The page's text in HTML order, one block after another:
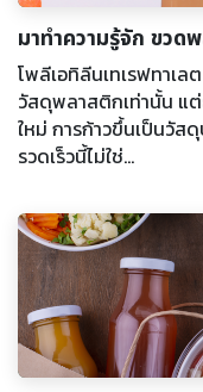
มาทำความรู้จัก ขวด
โพลีเอทิลีนเทเรฟทาเล
วัสดุพลาสติกเท่านั้น แ
ใหม่ การก้าวขึ้นเป็นวั
รวดเร็วนี้ไม่ใช่...